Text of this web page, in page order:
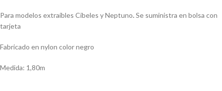
Para modelos extraíbles Cibeles y Neptuno.Se suministra en bolsa con
tarjeta
Fabricado en nylon color negro
Medida: 1,80m